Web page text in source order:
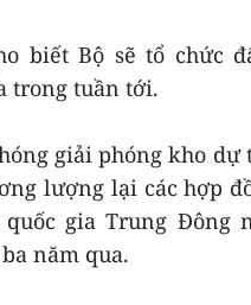
biết Bộ sẽ tổ chức
trong tuần tới.
giải phóng kho dự
lượng lại các hợp
gia Trung Đông
năm qua.